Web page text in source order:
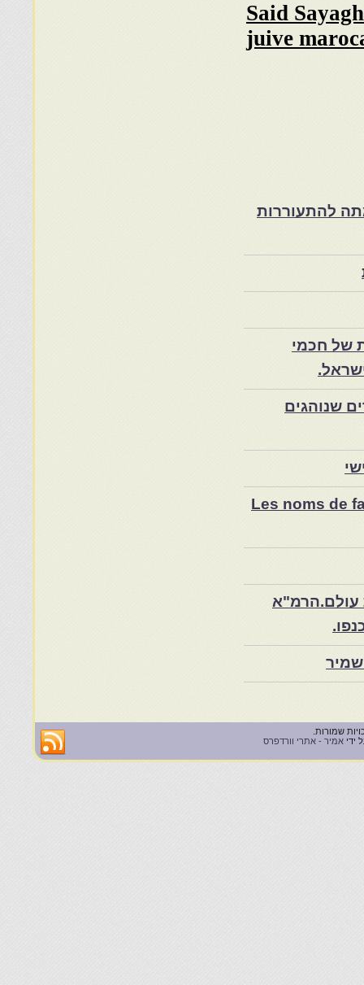
Said
juive
במרוקו בסוף המאה ה־19 ותרומתה להתעוררות
של חכמי
שנוהגים
Les noms de
עולם.הרמ"א
ידי אמיר - אתרי וורדפרס